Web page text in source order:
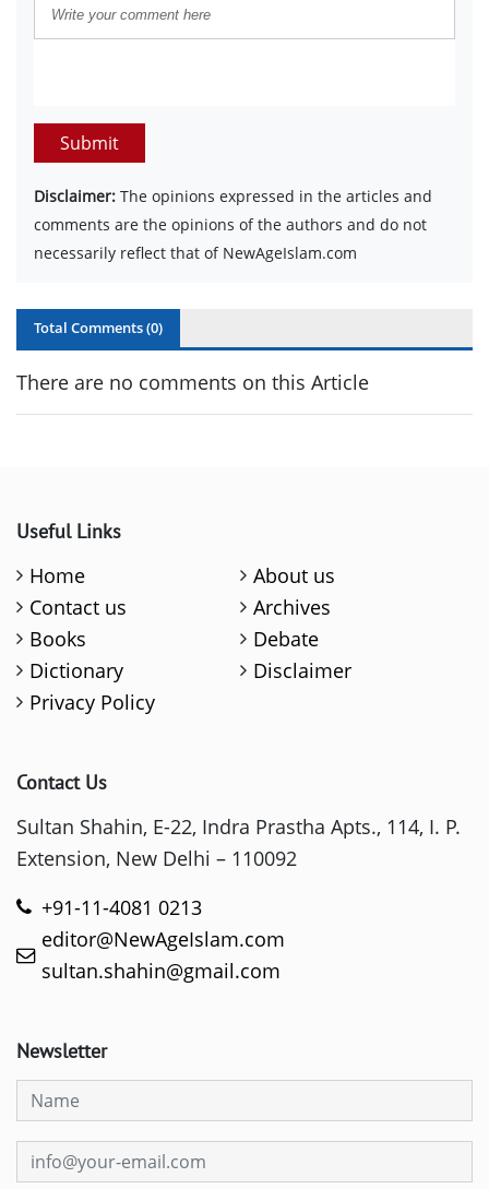
Submit
Disclaimer: The opinions expressed in the articles and
comments are the opinions of the authors and do not
necessarily reflect that of NewAgeIslam.com
Total Comments (0)
There are no comments on this Article
Useful Links
Home
About us
Contact us
Archives
Books
Debate
Dictionary
Disclaimer
Privacy Policy
Contact Us
Sultan Shahin, E-22, Indra Prastha Apts., 114, I. P.
Extension, New Delhi – 110092
+91-11-4081 0213
editor@NewAgeIslam.com
sultan.shahin@gmail.com
Newsletter